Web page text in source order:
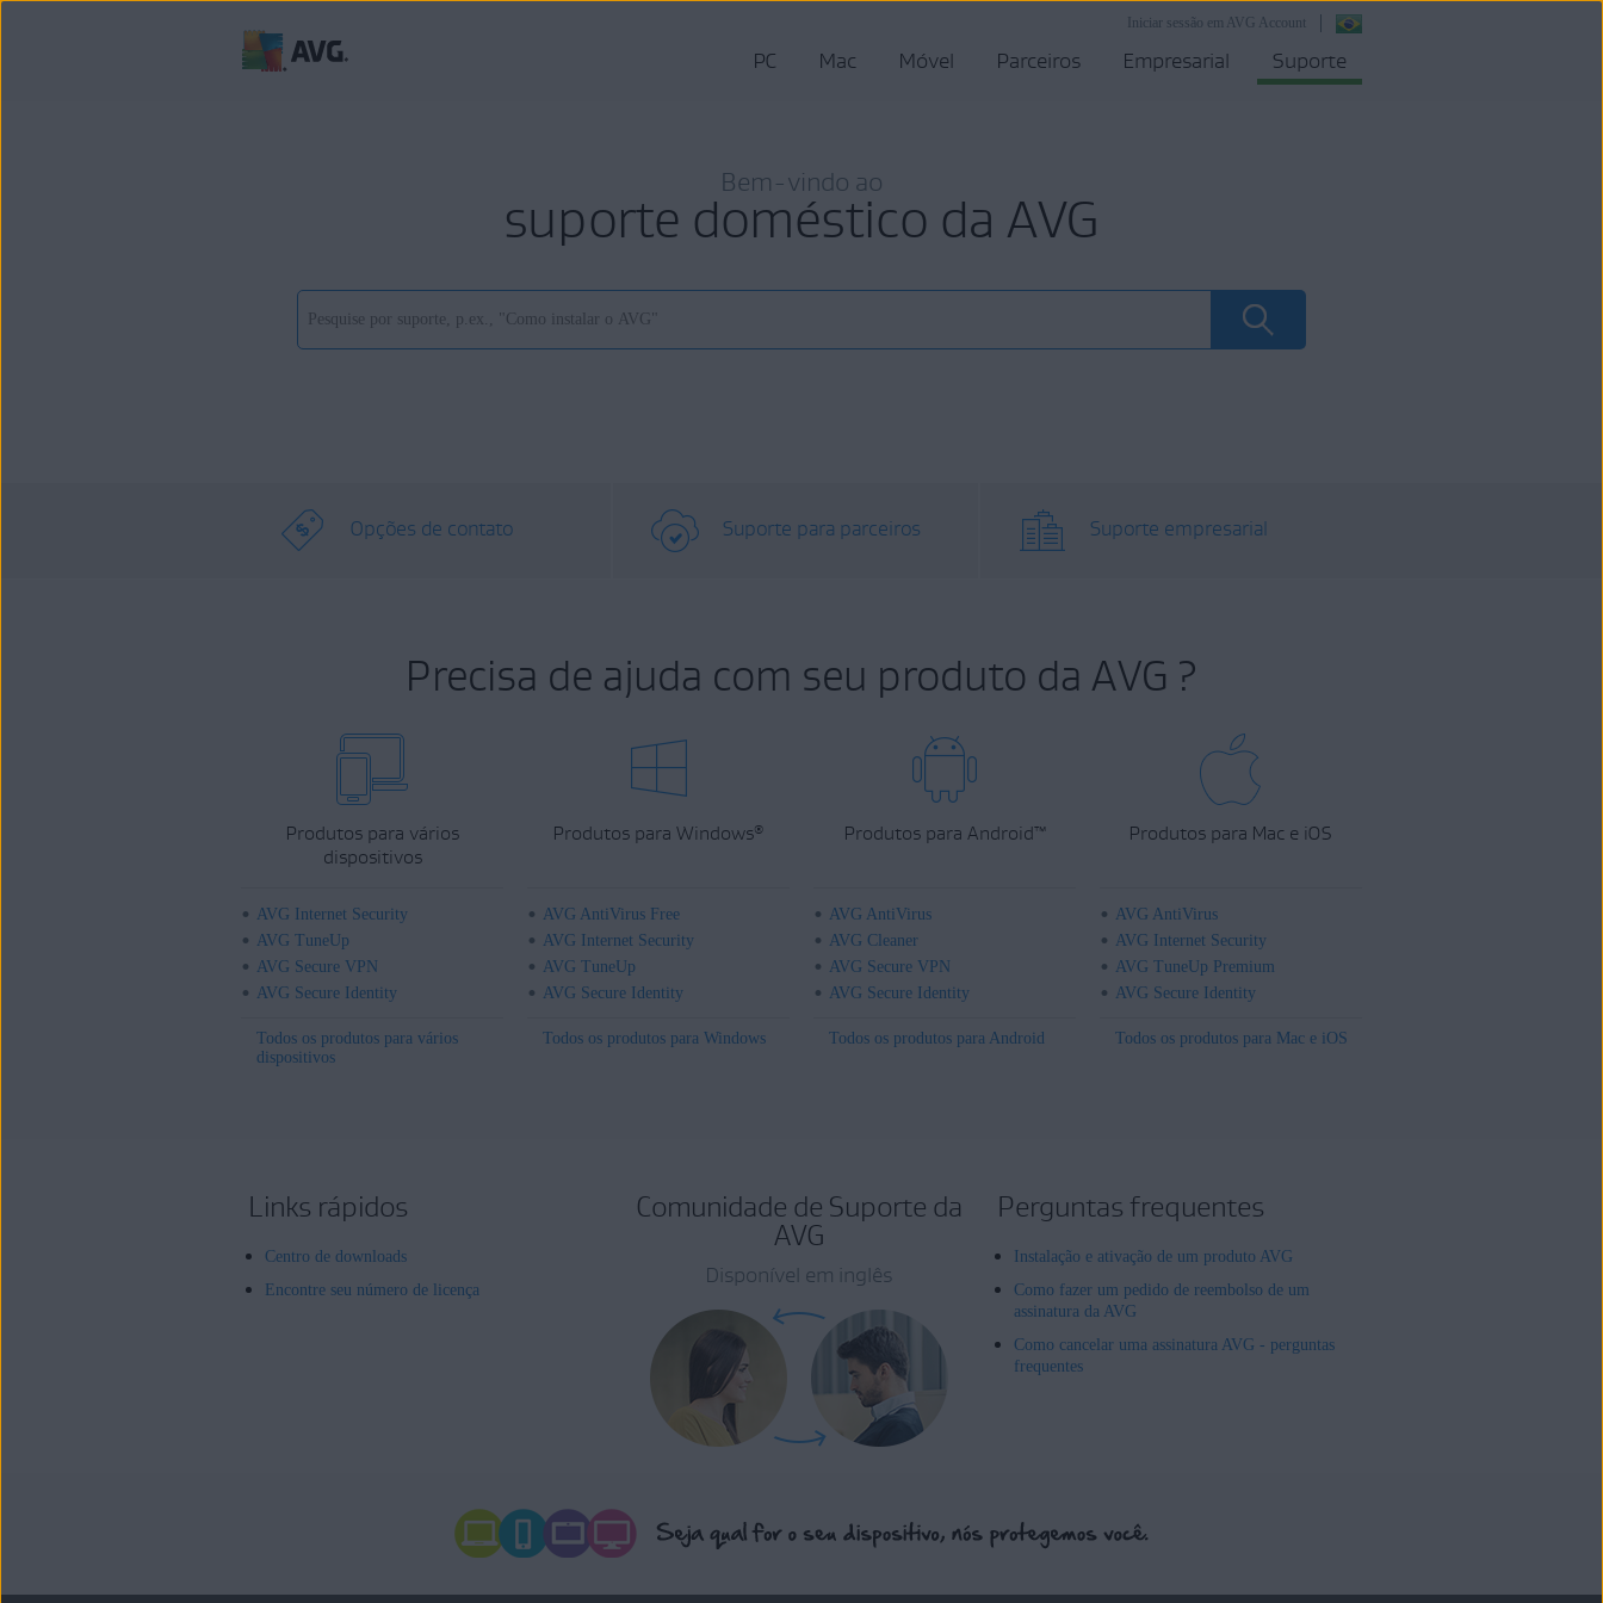
Iniciar sessão em AVG Account
PC Mac Móvel Parceiros Empresarial Suporte
Bem-vindo ao
suporte doméstico da AVG
Opções de contato Suporte para parceiros Suporte empresarial
Precisa de ajuda com seu produto da AVG ?
Produtos para vários
dispositivos
AVG Internet Security
AVG TuneUp
AVG Secure VPN
AVG Secure Identity
Todos os produtos para vários
dispositivos
Produtos para Windows®
AVG AntiVirus Free
AVG Internet Security
AVG TuneUp
AVG Secure Identity
Todos os produtos para Windows
Produtos para Android™
AVG AntiVirus
AVG Cleaner
AVG Secure VPN
AVG Secure Identity
Todos os produtos para Android
Produtos para Mac e iOS
AVG AntiVirus
AVG Internet Security
AVG TuneUp Premium
AVG Secure Identity
Todos os produtos para Mac e iOS
Links rápidos
Centro de downloads
Encontre seu número de licença
Comunidade de Suporte da
AVG
Disponível em inglês
Perguntas frequentes
Instalação e ativação de um produto AVG
Como fazer um pedido de reembolso de um
assinatura da AVG
Como cancelar uma assinatura AVG - perguntas
frequentes